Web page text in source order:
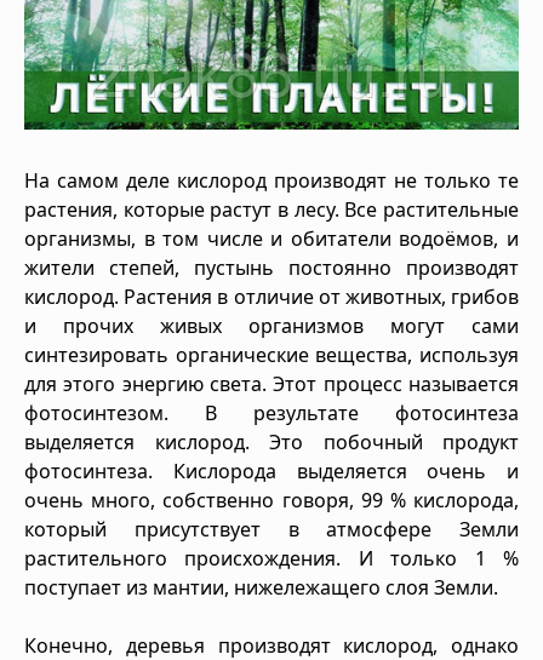
На самом деле кислород производят не только те
растения, которые растут в лесу. Все растительные
организмы, в том числе и обитатели водоёмов, и
жители степей, пустынь постоянно производят
кислород. Растения в отличие от животных, грибов
и прочих живых организмов могут сами
синтезировать органические вещества, используя
для этого энергию света. Этот процесс называется
фотосинтезом. В результате фотосинтеза
выделяется кислород. Это побочный продукт
фотосинтеза. Кислорода выделяется очень и
очень много, собственно говоря, 99 % кислорода,
который присутствует в атмосфере Земли
растительного происхождения. И только 1 %
поступает из мантии, нижележащего слоя Земли.
Конечно, деревья производят кислород, однако